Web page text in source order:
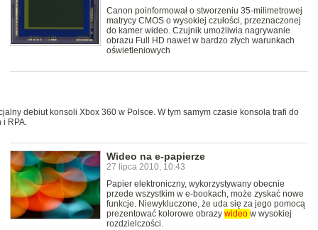
Canon poinformował o stworzeniu 35-milimetrowej
matrycy CMOS o wysokiej czułości, przeznaczonej
do kamer wideo. Czujnik umożliwia nagrywanie
obrazu Full HD nawet w bardzo złych warunkach
oświetleniowych
debiut konsoli Xbox 360 w Polsce. W tym samym czasie konsola trafi do
i RPA.
Wideo na e-papierze
27 lipca 2010, 10:43
Papier elektroniczny, wykorzystywany obecnie
przede wszystkim w e-bookach, może zyskać nowe
funkcje. Niewykluczone, że uda się za jego pomocą
prezentować kolorowe obrazy wideo w wysokiej
rozdzielczości.